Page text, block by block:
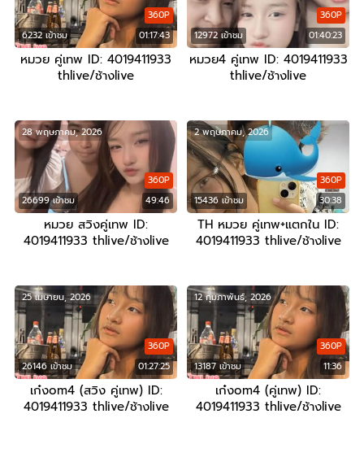
6232 เข้าชม 01:17:43
360P
หมวย คู่เทพ ID: 4019411933
thlive/ช้างlive
12972 เข้าชม 01:40:23
360P
หมวย4 คู่เทพ ID: 4019411933
thlive/ช้างlive
26699 เข้าชม 49:46
360P
28 พฤษภาคม, 2026
หมวย สวิงคู่เทพ ID:
4019411933 thlive/ช้างlive
15436 เข้าชม 30:38
360P
2 พฤษภาคม, 2026
TH หมวย คู่เทพ+แตกใน ID:
4019411933 thlive/ช้างlive
26146 เข้าชม 01:27:25
360P
25 เมษายน, 2026
เก๋งom4 (สวิง คู่เทพ) ID:
4019411933 thlive/ช้างlive
13187 เข้าชม 11:36
360P
12 กุมภาพันธ์, 2026
เก๋งom4 (คู่เทพ) ID:
4019411933 thlive/ช้างlive